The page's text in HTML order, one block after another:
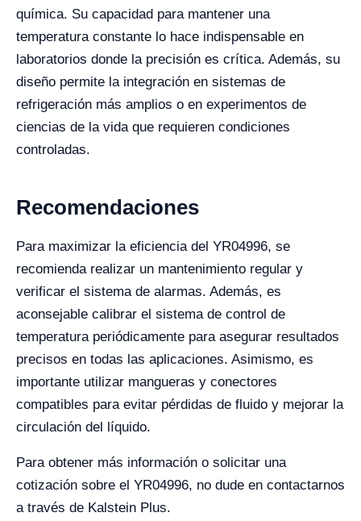
química. Su capacidad para mantener una
temperatura constante lo hace indispensable en
laboratorios donde la precisión es crítica. Además, su
diseño permite la integración en sistemas de
refrigeración más amplios o en experimentos de
ciencias de la vida que requieren condiciones
controladas.
Recomendaciones
Para maximizar la eficiencia del YR04996, se
recomienda realizar un mantenimiento regular y
verificar el sistema de alarmas. Además, es
aconsejable calibrar el sistema de control de
temperatura periódicamente para asegurar resultados
precisos en todas las aplicaciones. Asimismo, es
importante utilizar mangueras y conectores
compatibles para evitar pérdidas de fluido y mejorar la
circulación del líquido.
Para obtener más información o solicitar una
cotización sobre el YR04996, no dude en contactarnos
a través de Kalstein Plus.